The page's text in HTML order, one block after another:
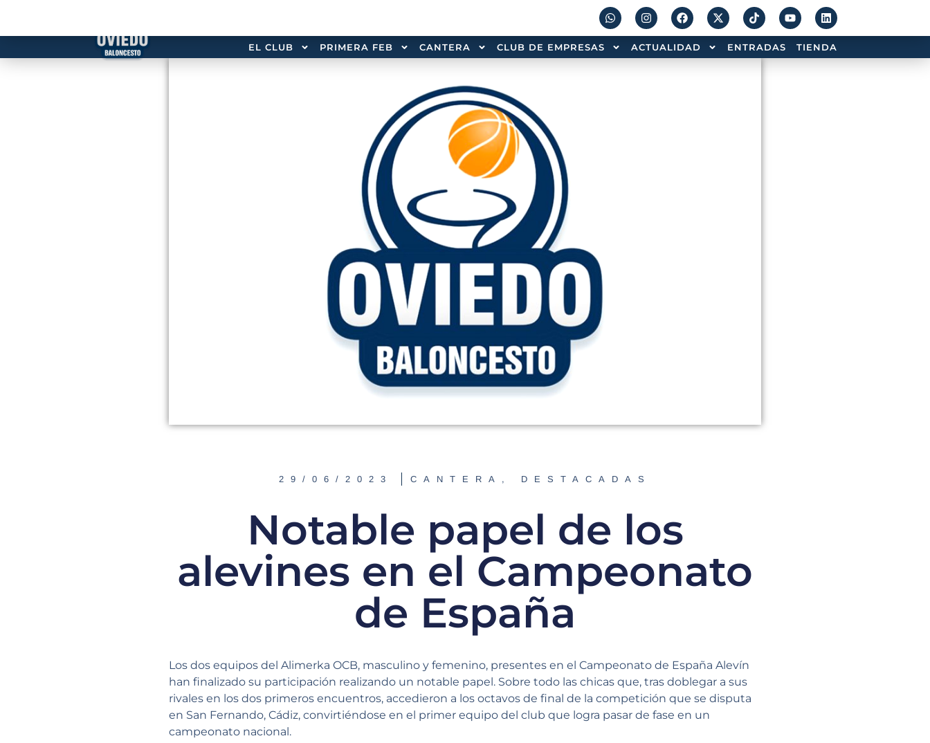
EL CLUB PRIMERA FEB CANTERA CLUB DE EMPRESAS ACTUALIDAD ENTRADAS TIENDA
29/06/2023 CANTERA , DESTACADAS
Notable papel de los
alevines en el Campeonato
de España
Los dos equipos del Alimerka OCB, masculino y femenino, presentes en el Campeonato de España Alevín
han finalizado su participación realizando un notable papel. Sobre todo las chicas que, tras doblegar a sus
rivales en los dos primeros encuentros, accedieron a los octavos de final de la competición que se disputa
en San Fernando, Cádiz, convirtiéndose en el primer equipo del club que logra pasar de fase en un
campeonato nacional.